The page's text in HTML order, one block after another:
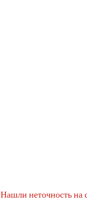
Нашли неточность на